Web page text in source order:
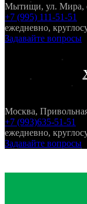
Мытищи, ул. Мира,
+7 (995) 111-51-51
ежедневно,
Задавайте вопросы
Москва,
+7 (993)635-51-51
ежедневно,
Задавайте вопросы